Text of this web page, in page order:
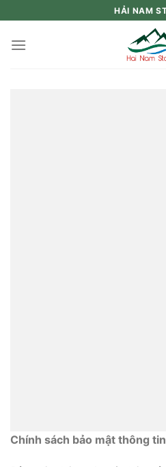
to
content
HẢI NAM
Chính sách bảo mật thông